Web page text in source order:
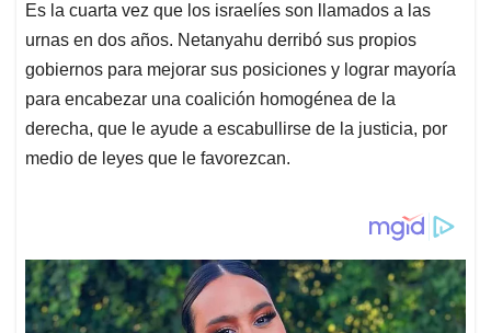
Es la cuarta vez que los israelíes son llamados a las
urnas en dos años. Netanyahu derribó sus propios
gobiernos para mejorar sus posiciones y lograr mayoría
para encabezar una coalición homogénea de la
derecha, que le ayude a escabullirse de la justicia, por
medio de leyes que le favorezcan.